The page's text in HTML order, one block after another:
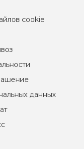
cookie
данных